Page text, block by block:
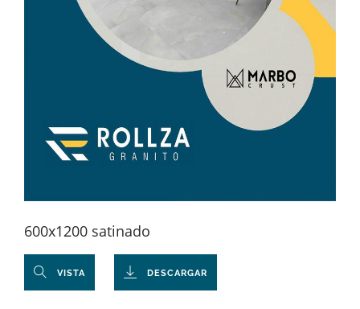
600x1200 satinado
VISTA DESCARGAR